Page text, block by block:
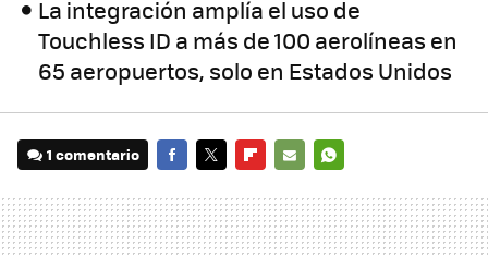
La integración amplía el uso de
Touchless ID a más de 100 aerolíneas en
65 aeropuertos, solo en Estados Unidos
1 comentario
MAIL